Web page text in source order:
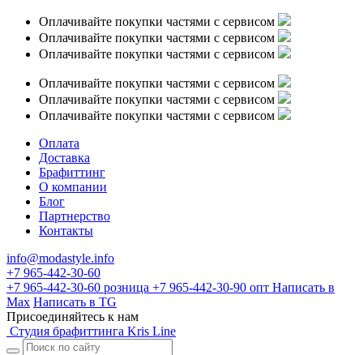
Оплачивайте покупки частями с сервисом
Оплачивайте покупки частями с сервисом
Оплачивайте покупки частями с сервисом
Оплачивайте покупки частями с сервисом
Оплачивайте покупки частями с сервисом
Оплачивайте покупки частями с сервисом
Оплата
Доставка
Брафиттинг
О компании
Блог
Партнерство
Контакты
info@modastyle.info
+7 965-442-30-60
+7 965-442-30-60 розница +7 965-442-30-90 опт Написать в
Max Написать в TG
Присоединяйтесь к нам
Студия брафиттинга Kris Line